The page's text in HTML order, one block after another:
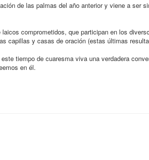
de las palmas del año anterior y viene a ser
comprometidos, que participan en los
capillas y casas de oración (estas últimas
tiempo de cuaresma viva una verdadera
en él.